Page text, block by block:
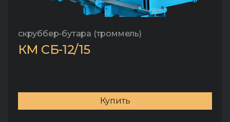
скруббер-бутара (троммель)
КМ СБ-12/15
Купить